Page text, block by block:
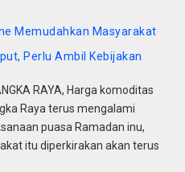
Memudahkan Masyarakat
Perlu Ambil Kebijakan
RAYA, Harga komoditas
Raya terus mengalami
puasa Ramadan inu,
itu diperkirakan akan terus